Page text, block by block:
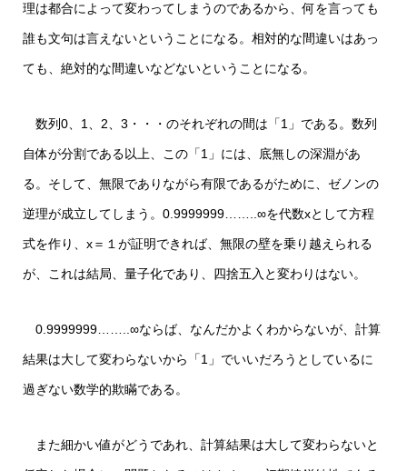
理は都合によって変わってしまうのであるから、何を言っても
誰も文句は言えないということになる。相対的な間違いはあっ
ても、絶対的な間違いなどないということになる。
数列0、1、2、3・・・のそれぞれの間は「1」である。数列
自体が分割である以上、この「1」には、底無しの深淵があ
る。そして、無限でありながら有限であるがために、ゼノンの
逆理が成立してしまう。0.9999999……..∞を代数xとして方程
式を作り、x＝１が証明できれば、無限の壁を乗り越えられる
が、これは結局、量子化であり、四捨五入と変わりはない。
0.9999999……..∞ならば、なんだかよくわからないが、計算
結果は大して変わらないから「1」でいいだろうとしているに
過ぎない数学的欺瞞である。
また細かい値がどうであれ、計算結果は大して変わらないと